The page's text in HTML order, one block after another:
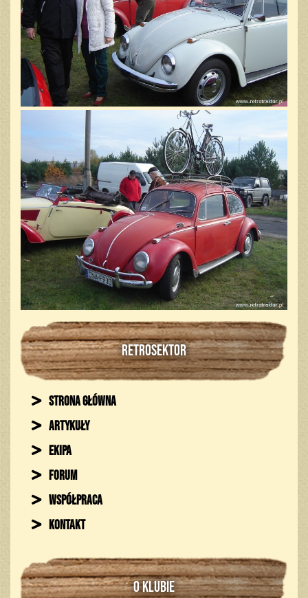
RETROSEKTOR
Strona główna
Artykuły
Ekipa
Forum
Współpraca
Kontakt
O KLUBIE